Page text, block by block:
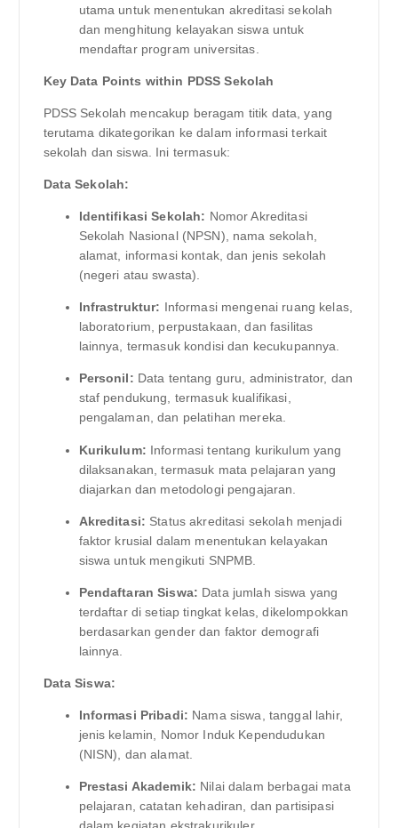
utama untuk menentukan akreditasi sekolah
dan menghitung kelayakan siswa untuk
mendaftar program universitas.
Key Data Points within PDSS Sekolah
PDSS Sekolah mencakup beragam titik data, yang
terutama dikategorikan ke dalam informasi terkait
sekolah dan siswa. Ini termasuk:
Data Sekolah:
Identifikasi Sekolah: Nomor Akreditasi
Sekolah Nasional (NPSN), nama sekolah,
alamat, informasi kontak, dan jenis sekolah
(negeri atau swasta).
Infrastruktur: Informasi mengenai ruang kelas,
laboratorium, perpustakaan, dan fasilitas
lainnya, termasuk kondisi dan kecukupannya.
Personil: Data tentang guru, administrator, dan
staf pendukung, termasuk kualifikasi,
pengalaman, dan pelatihan mereka.
Kurikulum: Informasi tentang kurikulum yang
dilaksanakan, termasuk mata pelajaran yang
diajarkan dan metodologi pengajaran.
Akreditasi: Status akreditasi sekolah menjadi
faktor krusial dalam menentukan kelayakan
siswa untuk mengikuti SNPMB.
Pendaftaran Siswa: Data jumlah siswa yang
terdaftar di setiap tingkat kelas, dikelompokkan
berdasarkan gender dan faktor demografi
lainnya.
Data Siswa:
Informasi Pribadi: Nama siswa, tanggal lahir,
jenis kelamin, Nomor Induk Kependudukan
(NISN), dan alamat.
Prestasi Akademik: Nilai dalam berbagai mata
pelajaran, catatan kehadiran, dan partisipasi